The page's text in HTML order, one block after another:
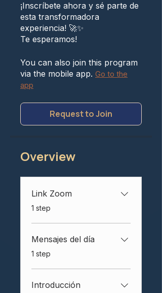
¡Inscríbete ahora y sé parte de
esta transformadora
experiencia! 🚀✨
You can also join this program
via the mobile app. Go to the
app
Request to Join
Overview
Link Zoom
.1 step
Mensajes del día
.1 step
Introducción